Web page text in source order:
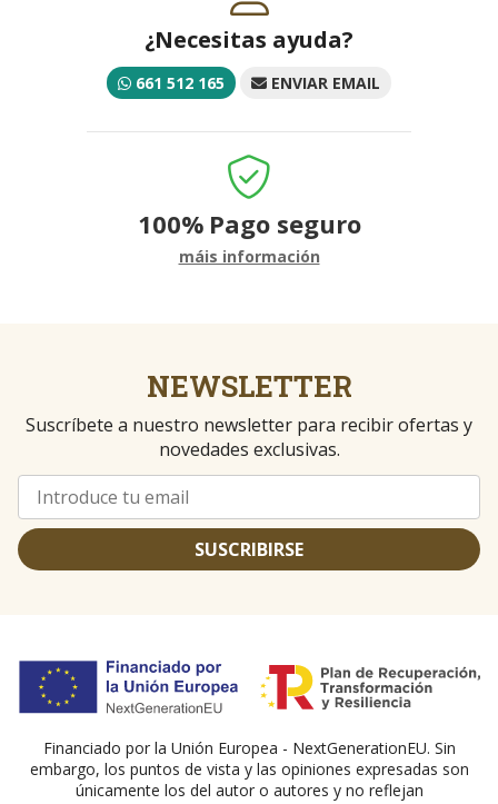
¿Necesitas ayuda?
661 512 165 ENVIAR EMAIL
100% Pago seguro
máis información
NEWSLETTER
Suscríbete a nuestro newsletter para recibir ofertas y
novedades exclusivas.
SUSCRIBIRSE
Financiado por la Unión Europea - NextGenerationEU. Sin
embargo, los puntos de vista y las opiniones expresadas son
únicamente los del autor o autores y no reflejan